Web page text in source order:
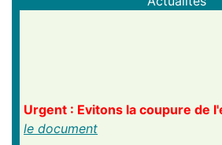
le document